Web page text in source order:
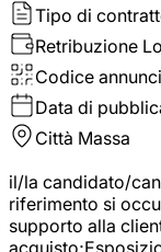
Tipo di
Retribuzione
Codice
Data di
Città Massa
il/la candidato/
riferimento si
supporto alla